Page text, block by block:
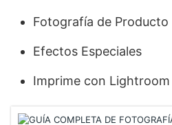
Fotografía de Producto
Efectos Especiales
Imprime con Lightroom